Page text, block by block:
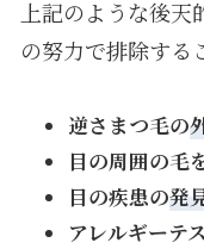
上記のような後
の努力で排除する
逆さまつ毛の
目の周囲の毛
目の疾患の発
アレルギーテ